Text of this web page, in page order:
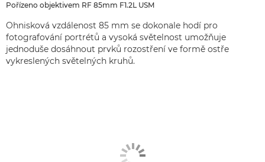
Pořízeno objektivem RF 85mm F1.2L USM
Ohnisková vzdálenost 85 mm se dokonale hodí pro
fotografování portrétů a vysoká světelnost umožňuje
jednoduše dosáhnout prvků rozostření ve formě ostře
vykreslených světelných kruhů.